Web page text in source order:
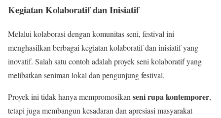
Kegiatan Kolaboratif dan Inisiatif
Melalui kolaborasi dengan komunitas seni, festival ini
menghasilkan berbagai kegiatan kolaboratif dan inisiatif yang
inovatif. Salah satu contoh adalah proyek seni kolaboratif yang
melibatkan seniman lokal dan pengunjung festival.
Proyek ini tidak hanya mempromosikan seni rupa kontemporer,
tetapi juga membangun kesadaran dan apresiasi masyarakat